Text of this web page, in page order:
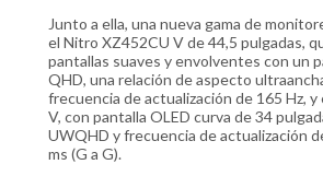
Junto a ella, una nueva gama de
el Nitro XZ452CU V de 44,5 pulgadas,
pantallas suaves y envolventes con un
QHD, una relación de aspecto
frecuencia de actualización de 165 Hz,
V, con pantalla OLED curva de 34
UWQHD y frecuencia de actualización
ms (G a G).